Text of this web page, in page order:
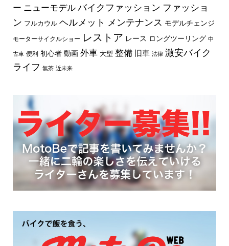
ー ニューモデル バイクファッション ファッショ
ン フルカウル ヘルメット メンテナンス モデルチェンジ
モーターサイクルショー レストア レース ロングツーリング 中
古車 便利 初心者 動画 外車 大型 整備 旧車 法律 激安バイク
ライフ 無茶 近未来